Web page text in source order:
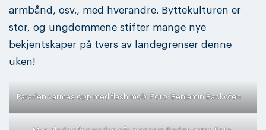
armbånd, osv., med hverandre. Byttekulturen er
stor, og ungdommene stifter mange nye
bekjentskaper på tvers av landegrenser denne
uken!
Paraden varmes opp med flash mob. Foto: Benjamin Backofen